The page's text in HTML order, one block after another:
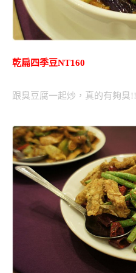
乾扁四季豆NT160
跟臭豆腐一起炒，真的有夠臭!!